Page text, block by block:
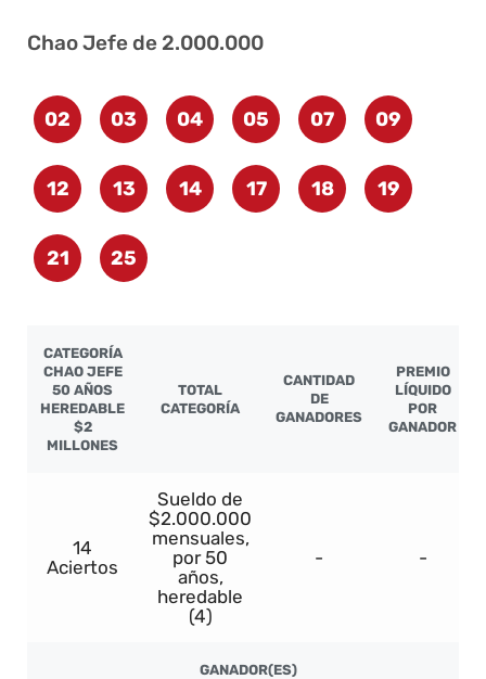
Chao Jefe de 2.000.000
02 03 04 05 07 09
12 13 14 17 18 19
21 25
CATEGORÍA
CHAO JEFE
50 AÑOS
HEREDABLE
$2
MILLONES
TOTAL
CATEGORÍA
CANTIDAD
DE
GANADORES
PREMIO
LÍQUIDO
POR
GANADOR
14
Aciertos
Sueldo de
$2.000.000
mensuales,
por 50
años,
heredable
(4)
- -
GANADOR(ES)